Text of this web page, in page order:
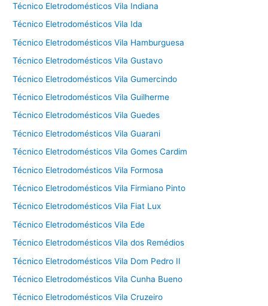
Técnico Eletrodomésticos Vila Indiana
Técnico Eletrodomésticos Vila Ida
Técnico Eletrodomésticos Vila Hamburguesa
Técnico Eletrodomésticos Vila Gustavo
Técnico Eletrodomésticos Vila Gumercindo
Técnico Eletrodomésticos Vila Guilherme
Técnico Eletrodomésticos Vila Guedes
Técnico Eletrodomésticos Vila Guarani
Técnico Eletrodomésticos Vila Gomes Cardim
Técnico Eletrodomésticos Vila Formosa
Técnico Eletrodomésticos Vila Firmiano Pinto
Técnico Eletrodomésticos Vila Fiat Lux
Técnico Eletrodomésticos Vila Ede
Técnico Eletrodomésticos Vila dos Remédios
Técnico Eletrodomésticos Vila Dom Pedro II
Técnico Eletrodomésticos Vila Cunha Bueno
Técnico Eletrodomésticos Vila Cruzeiro